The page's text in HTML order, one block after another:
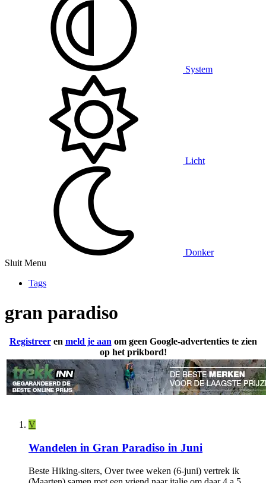
System
Licht
Donker
Sluit Menu
Tags
gran paradiso
Registreeren meld je aan om geen Google-advertenties te zien
op het prikbord!
V
Wandelen in Gran Paradiso in Juni
Beste Hiking-siters, Over twee weken (6-juni) vertrek ik